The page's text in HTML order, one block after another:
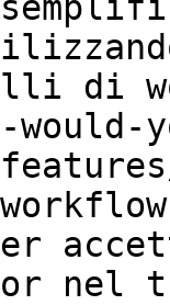
di
nel